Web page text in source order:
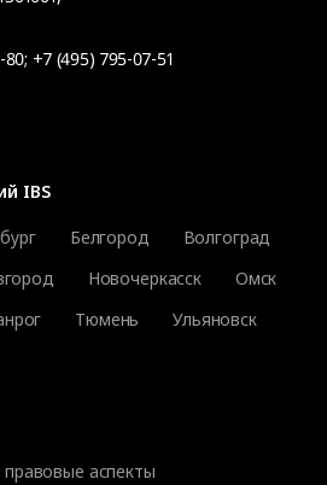
80; +7 (495) 795-07-51
IBS
Белгород
Волгоград
Новочеркасск
Омск
Тюмень
Ульяновск
аспекты